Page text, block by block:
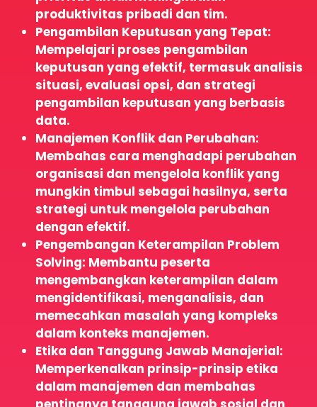
produktivitas pribadi dan tim.
Pengambilan Keputusan yang Tepat:
Mempelajari proses pengambilan
keputusan yang efektif, termasuk analisis
situasi, evaluasi opsi, dan strategi
pengambilan keputusan yang berbasis
data.
Manajemen Konflik dan Perubahan:
Membahas cara menghadapi perubahan
organisasi dan mengelola konflik yang
mungkin timbul sebagai hasilnya, serta
strategi untuk mengelola perubahan
dengan efektif.
Pengembangan Keterampilan Problem
Solving: Membantu peserta
mengembangkan keterampilan dalam
mengidentifikasi, menganalisis, dan
memecahkan masalah yang kompleks
dalam konteks manajemen.
Etika dan Tanggung Jawab Manajerial:
Memperkenalkan prinsip-prinsip etika
dalam manajemen dan membahas